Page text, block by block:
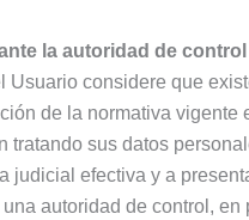
la autoridad de control
Usuario considere que
de la normativa vigente
tratando sus datos
judicial efectiva y a
autoridad de control, en